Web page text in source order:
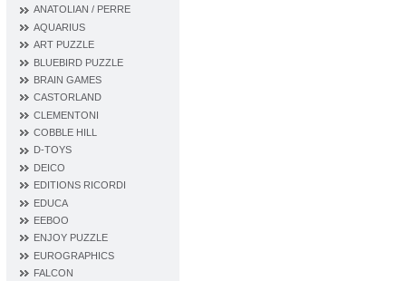
ANATOLIAN / PERRE
AQUARIUS
ART PUZZLE
BLUEBIRD PUZZLE
BRAIN GAMES
CASTORLAND
CLEMENTONI
COBBLE HILL
D‐TOYS
DEICO
EDITIONS RICORDI
EDUCA
EEBOO
ENJOY PUZZLE
EUROGRAPHICS
FALCON